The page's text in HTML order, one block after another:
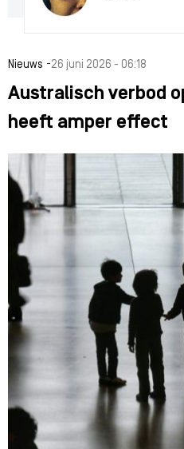
Nieuws -26 juni 2026 - 06:18
Australisch verbod
heeft amper effect